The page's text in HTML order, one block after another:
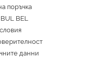
поръчка
BEL
данни